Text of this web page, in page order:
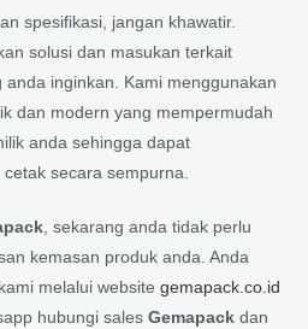
spesifikasi, jangan khawatir.
solusi dan masukan terkait
inginkan. Kami menggunakan
dan modern yang mempermudah
anda sehingga dapat
secara sempurna.
, sekarang anda tidak perlu
kemasan produk anda. Anda
melalui website gemapack.co.id
hubungi sales Gemapack dan